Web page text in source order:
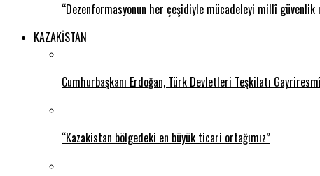
“Dezenformasyonun her çeşidiyle mücadeleyi millî
KAZAKİSTAN
Cumhurbaşkanı Erdoğan, Türk Devletleri Teşkilatı
“Kazakistan bölgedeki en büyük ticari ortağımız”